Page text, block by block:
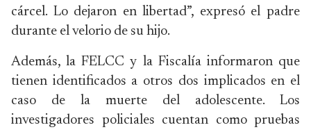
cárcel. Lo dejaron en libertad”, expresó el padre
durante el velorio de su hijo.
Además, la FELCC y la Fiscalía informaron que
tienen identificados a otros dos implicados en el
caso de la muerte del adolescente. Los
investigadores policiales cuentan como pruebas